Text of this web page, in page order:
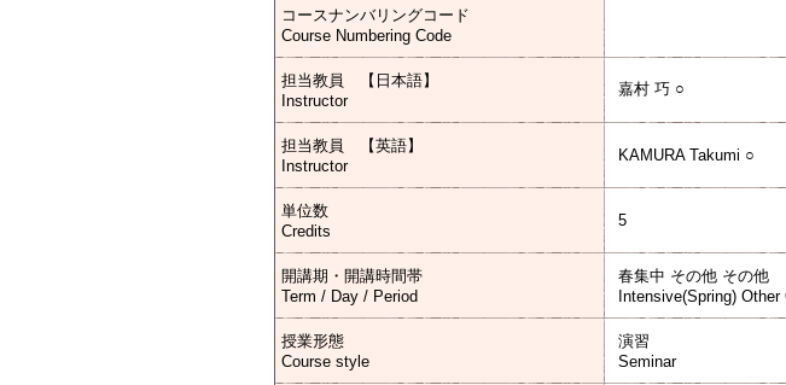
コースナンバリングコード
Course Numbering Code
担当教員 【日本語】
Instructor
嘉村 巧 ○
担当教員 【英語】
Instructor
KAMURA Takumi ○
単位数
Credits
5
開講期・開講時間帯
Term / Day / Period
春集中 その他 その他
Intensive(Spring) Other
授業形態
Course style
演習
Seminar